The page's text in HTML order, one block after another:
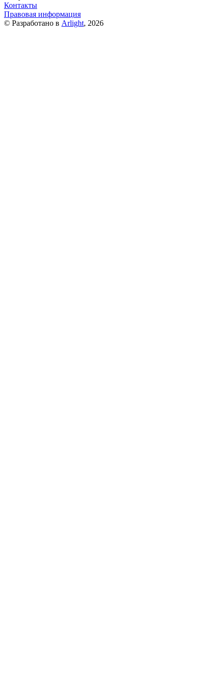
Контакты
Правовая информация
© Разработано в Arlight, 2026